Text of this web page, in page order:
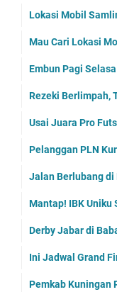
Lokasi Mobil
Mau Cari Lokasi
Embun Pagi
Rezeki Berlimpah,
Usai Juara Pro
Pelanggan PLN
Jalan Berlubang di
Mantap! IBK Uniku
Derby Jabar di
Ini Jadwal Grand
Pemkab Kuningan